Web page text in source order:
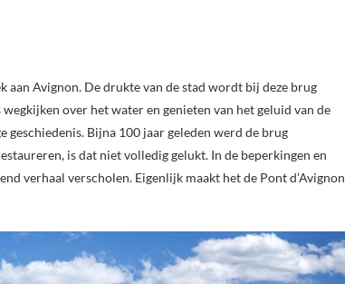
aan Avignon. De drukte van de stad wordt bij deze brug
over het water en genieten van het geluid van de
geschiedenis. Bijna 100 jaar geleden werd de brug
is dat niet volledig gelukt. In de beperkingen en
verhaal verscholen. Eigenlijk maakt het de Pont d’Avignon